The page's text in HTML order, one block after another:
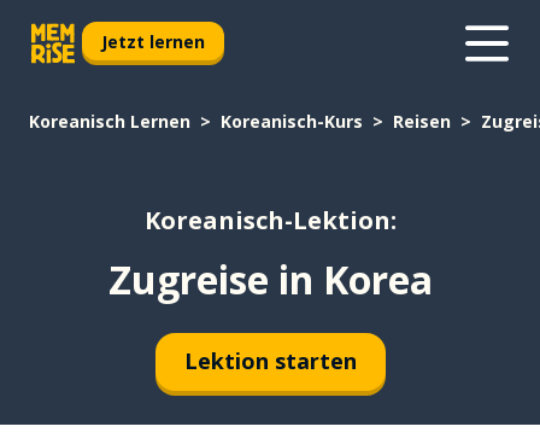
Jetzt lernen
Koreanisch Lernen Koreanisch-Kurs Reisen
Koreanisch-Lektion:
Zugreise in Korea
Lektion starten